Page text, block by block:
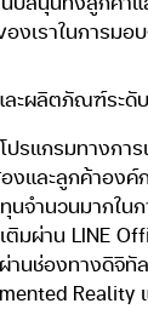
เราในการมอ
ะผลิตภัณฑ์ระดับ
ปรแกรมทางก
และลูกค้าองค์
นจำนวนมากใ
ติมผ่าน LINE
านช่องทางดิจิ
Reality